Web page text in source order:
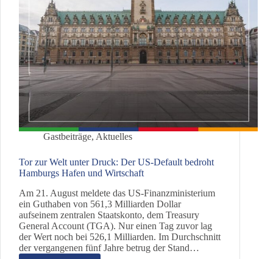
Gastbeiträge, Aktuelles
Tor zur Welt unter Druck: Der US-Default bedroht
Hamburgs Hafen und Wirtschaft
Am 21. August meldete das US-Finanzministerium
ein Guthaben von 561,3 Milliarden Dollar
aufseinem zentralen Staatskonto, dem Treasury
General Account (TGA). Nur einen Tag zuvor lag
der Wert noch bei 526,1 Milliarden. Im Durchschnitt
der vergangenen fünf Jahre betrug der Stand…